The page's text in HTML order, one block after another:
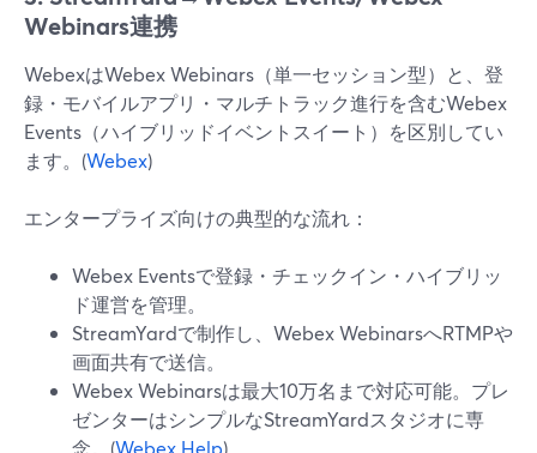
Webinars連携
WebexはWebex Webinars（単一セッション型）と、登
録・モバイルアプリ・マルチトラック進行を含むWebex
Events（ハイブリッドイベントスイート）を区別してい
ます。(Webex)
エンタープライズ向けの典型的な流れ：
Webex Eventsで登録・チェックイン・ハイブリッ
ド運営を管理。
StreamYardで制作し、Webex WebinarsへRTMPや
画面共有で送信。
Webex Webinarsは最大10万名まで対応可能。プレ
ゼンターはシンプルなStreamYardスタジオに専
念。(Webex Help)